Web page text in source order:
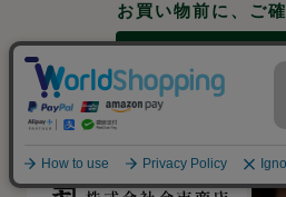
お買い物前に、ご
店舗紹介|お問い合わせ 特定商取